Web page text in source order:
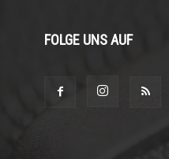
FOLGE UNS AUF